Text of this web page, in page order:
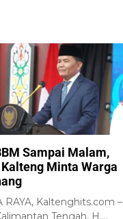
Sampai Malam,
Minta Warga
RAYA, Kaltenghits.com –
Tengah, H.